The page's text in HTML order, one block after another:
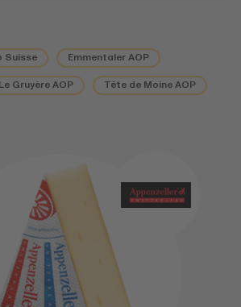
Suisse
Emmentaler AOP
Le Gruyère AOP Tête de Moine AOP